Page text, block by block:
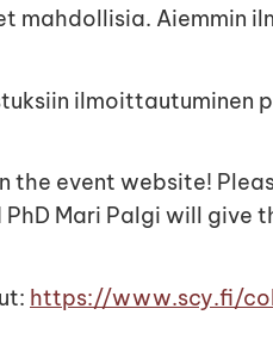
mahdollisia. Aiemmin
ilmoittautuminen
the event website!
Mari Palgi will give
https://www.scy.fi/